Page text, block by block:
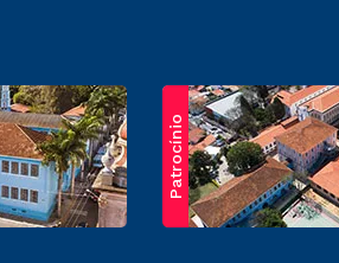
Patrocínio